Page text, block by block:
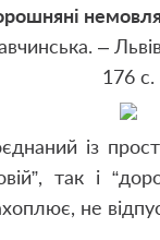
–
176 с.
із
так і
не